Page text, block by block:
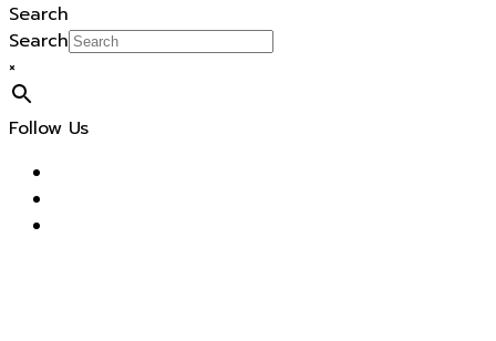
Search
Search
×
Follow Us